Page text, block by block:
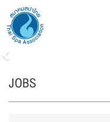
Previous
JOBS